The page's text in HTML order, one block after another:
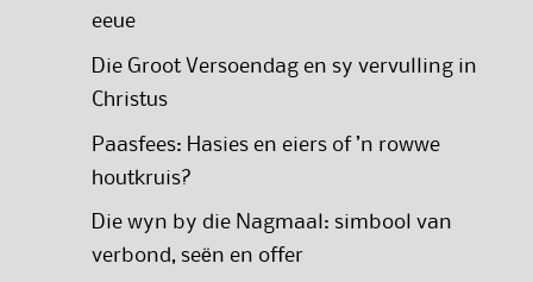
eeue
Die Groot Versoendag en sy vervulling in
Christus
Paasfees: Hasies en eiers of ’n rowwe
houtkruis?
Die wyn by die Nagmaal: simbool van
verbond, seën en offer